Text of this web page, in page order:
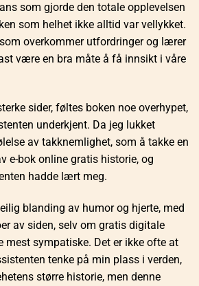
som gjorde den totale opplevelsen
som helhet ikke alltid var vellykket.
overkommer utfordringer og lærer
være en bra måte å få innsikt i våre
sider, føltes boken noe overhypet,
underkjent. Da jeg lukket
av takknemlighet, som å takke en
e-bok online gratis historie, og
hadde lært meg.
blanding av humor og hjerte, med
av siden, selv om gratis digitale
mest sympatiske. Det er ikke ofte at
tenke på min plass i verden,
større historie, men denne